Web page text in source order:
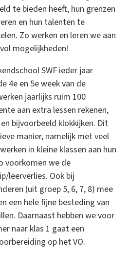
te bieden heeft, hun grenzen
en hun talenten te
Zo werken en leren we aan
mogelijkheden!
SWF ieder jaar
4e en 5e week van de
jaarlijks ruim 100
aan extra lessen rekenen,
bijvoorbeeld klokkijken. Dit
manier, namelijk met veel
in kleine klassen aan hun
voorkomen we de
leerverlies. Ook bij
(uit groep 5, 6, 7, 8) mee
een hele fijne besteding van
Daarnaast hebben we voor
naar klas 1 gaat een
op het VO.